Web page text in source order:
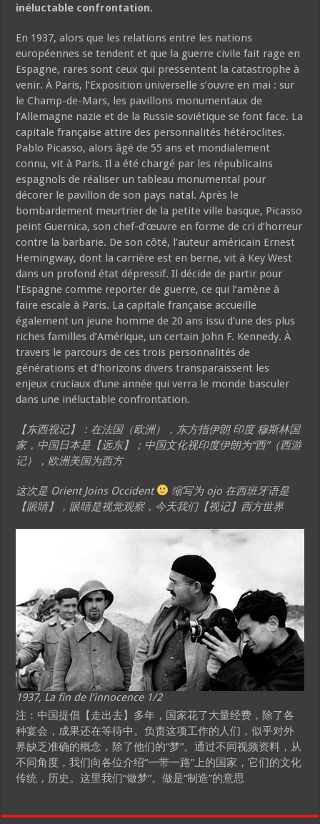
inéluctable confrontation.
En 1937, alors que les relations entre les nations
européennes se tendent et que la guerre civile fait rage en
Espagne, rares sont ceux qui pressentent la catastrophe à
venir. À Paris, l’Exposition universelle s’ouvre en mai : sur
le Champ-de-Mars, les pavillons monumentaux de
l’Allemagne nazie et de la Russie soviétique se font face. La
capitale française attire des personnalités hétéroclites.
Pablo Picasso, alors âgé de 55 ans et mondialement
connu, vit à Paris. Il a été chargé par les républicains
espagnols de réaliser un tableau monumental pour
décorer le pavillon de son pays natal. Après le
bombardement meurtrier de la petite ville basque, Picasso
peint Guernica, son chef-d’œuvre en forme de cri d’horreur
contre la barbarie. De son côté, l’auteur américain Ernest
Hemingway, dont la carrière est en berne, vit à Key West
dans un profond état dépressif. Il décide de partir pour
l’Espagne comme reporter de guerre, ce qui l’amène à
faire escale à Paris. La capitale française accueille
également un jeune homme de 20 ans issu d’une des plus
riches familles d’Amérique, un certain John F. Kennedy. À
travers le parcours de ces trois personnalités de
générations et d’horizons divers transparaissent les
enjeux cruciaux d’une année qui verra le monde basculer
dans une inéluctable confrontation.
【东西视记】：在法国（欧洲），东方指伊朗 印度 穆斯林国
家，中国日本是【远东】；中国文化视印度伊朗为“西”（西游
记），欧洲美国为西方
这次是 Orient Joins Occident
缩写为 ojo 在西班牙语是
【眼睛】，眼睛是视觉观察，今天我们【视记】西方世界
1937, La fin de l’innocence 1/2
注：中国提倡【走出去】多年，国家花了大量经费，除了各
种宴会，成果还在等待中。负责这项工作的人们，似乎对外
界缺乏准确的概念，除了他们的“梦”。通过不同视频资料，从
不同角度，我们向各位介绍“一带一路”上的国家，它们的文化
传统，历史。这里我们“做梦”。做是“制造”的意思